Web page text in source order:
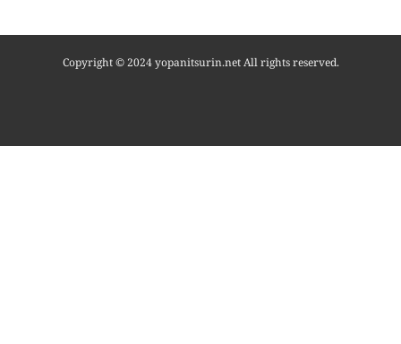
Copyright © 2024 yopanitsurin.net All rights reserved.